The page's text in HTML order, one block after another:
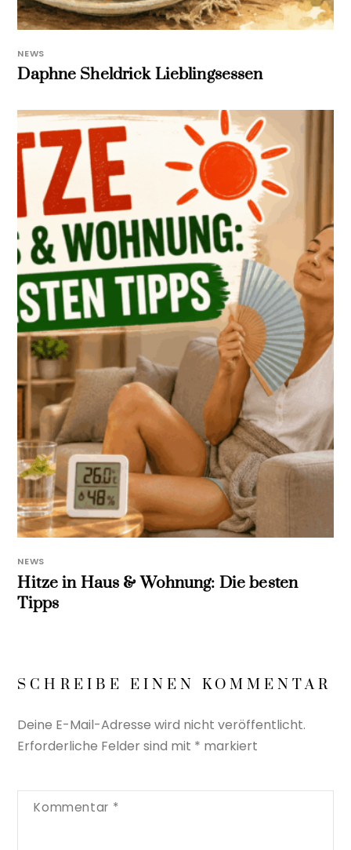
NEWS
Daphne Sheldrick Lieblingsessen
NEWS
Hitze in Haus & Wohnung: Die besten
Tipps
SCHREIBE EINEN KOMMENTAR
Deine E-Mail-Adresse wird nicht veröffentlicht.
Erforderliche Felder sind mit * markiert
Kommentar *